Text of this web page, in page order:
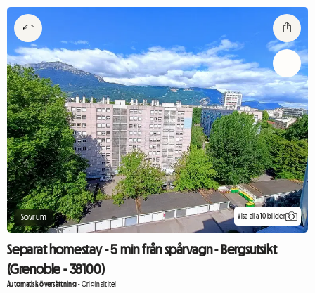
Sovrum Visa alla 10 bilder
Separat homestay - 5 min från spårvagn - Bergsutsikt
(Grenoble - 38100)
Automatisk översättning-Originaltitel